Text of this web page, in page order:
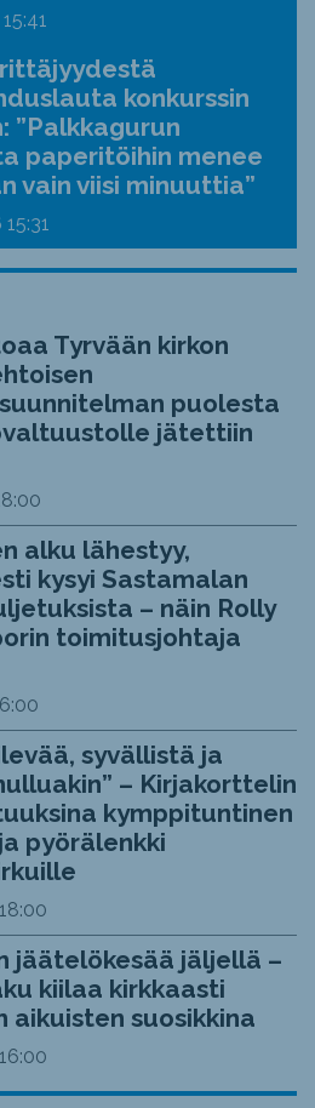
15:41
konkurssin
”Palkkagurun
paperitöihin menee
vain viisi minuuttia”
15:31
Tyrvään kirkon
puolesta
jätettiin
alku lähestyy,
kysyi Sastamalan
– näin Rolly
toimitusjohtaja
syvällistä ja
– Kirjakorttelin
kymppituntinen
pyörälenkki
18:00
jäätelökesää jäljellä –
kiilaa kirkkaasti
aikuisten suosikkina
16:00